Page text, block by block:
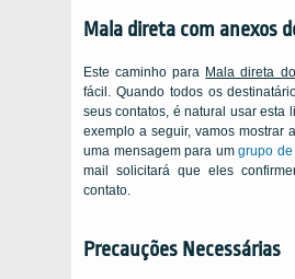
Mala direta com anexos
Este caminho para Mala direta
fácil. Quando todos os
seus contatos, é natural usar esta
exemplo a seguir, vamos mostrar
uma mensagem para um grupo de
mail solicitará que eles
contato.
Precauções Necessárias